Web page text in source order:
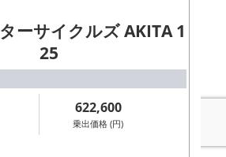
ーサイクルズ AKITA 1
25
622,600
乗出価格 (円)